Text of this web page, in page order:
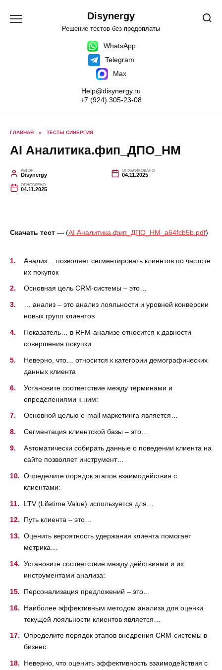
содержанию
Disynergy
Решение тестов без предоплаты
WhatsApp
Telegram
Max
Help@disynergy.ru
+7 (924) 305-23-08
ГЛАВНАЯ » ТЕСТЫ СИНЕРГИЯ
AI Аналитика.фип_ДПО_HM
АВТОР
Disynergy
ОПУБЛИКОВАНО
04.11.2025
ОБНОВЛЕНО
04.11.2025
Скачать тест — (AI Аналитика.фип_ДПО_HM_a64fcb5b.pdf)
Анализ… позволяет сегментировать клиентов по частоте
их покупок
Основная цель CRM-системы – это…
… анализ – это анализ лояльности и уровней конверсии
новых групп клиентов
Показатель… в RFM-анализе относится к давности
совершения покупки
Неверно, что… относится к категории демографических
данных клиента
Установите соответствие между терминами и
определениями к ним:
Основной целью e-mail маркетинга является…
Сегментация клиентской базы – это…
Автоматически собирать данные о поведении клиента на
сайте позволяет инструмент…
Определите порядок этапов взаимодействия с
клиентами:
LTV (Lifetime Value) используется для…
Путь клиента – это…
Оценить вероятность удержания клиента помогает
метрика…
Установите соответствие между действиями и их
инструментами анализа:
Персонализация предложений – это…
Наиболее эффективным методом анализа для оценки
текущей лояльности клиентов является…
Определите порядок этапов внедрения CRM-системы в
бизнес:
Неверно, что оценить эффективность взаимодействия с